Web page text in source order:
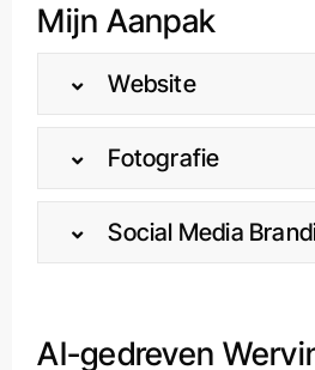
Mijn Aanpak
Website
Fotografie
Social Media
AI-gedreven